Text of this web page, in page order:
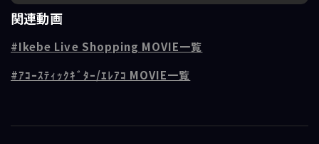
ールローズ仕様「D-28」をギタリストの中野幸一さんに思う存分“鳴ら
関連動画
Ikebe Live Shopping MOVIE一覧
ｱｺｰｽﾃｨｯｸｷﾞﾀｰ/ｴﾚｱｺ MOVIE一覧